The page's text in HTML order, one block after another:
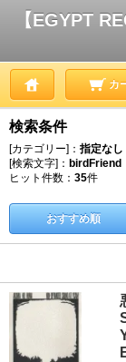
【EGYPT
カ
検索条件
[カテゴリー]： 指定なし
[検索文字]： birdFriend
ヒット件数： 35件
おすすめ順